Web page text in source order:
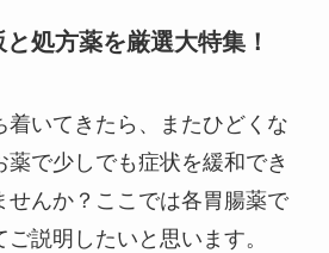
処方薬を厳選大特集！
着いてきたら、またひどくな
薬で少しでも症状を緩和でき
せんか？ここでは各胃腸薬で
説明したいと思います。